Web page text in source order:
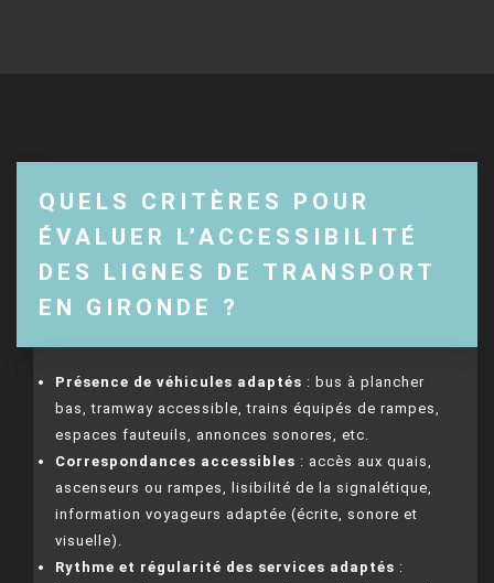
QUELS CRITÈRES POUR
ÉVALUER L’ACCESSIBILITÉ
DES LIGNES DE TRANSPORT
EN GIRONDE ?
Présence de véhicules adaptés : bus à plancher
bas, tramway accessible, trains équipés de rampes,
espaces fauteuils, annonces sonores, etc.
Correspondances accessibles : accès aux quais,
ascenseurs ou rampes, lisibilité de la signalétique,
information voyageurs adaptée (écrite, sonore et
visuelle).
Rythme et régularité des services adaptés :